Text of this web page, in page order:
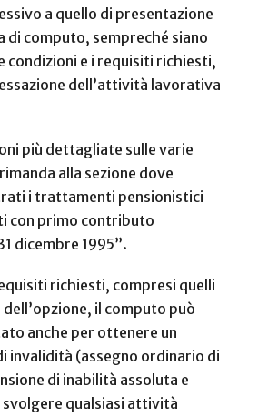
a quello di presentazione
di computo, sempreché siano
condizioni e i requisiti richiesti,
dell’attività lavorativa
più dettagliate sulle varie
alla sezione dove
i trattamenti pensionistici
con primo contributo
dicembre 1995”.
richiesti, compresi quelli
dell’opzione, il computo può
anche per ottenere un
invalidità (assegno ordinario di
di inabilità assoluta e
svolgere qualsiasi attività